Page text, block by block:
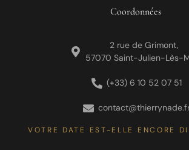
Coordonnées
2 rue de Grimont,
57070 Saint-Julien-Lès-
(+33) 6 10 52 07 51
VOTRE DATE EST-ELLE ENCORE